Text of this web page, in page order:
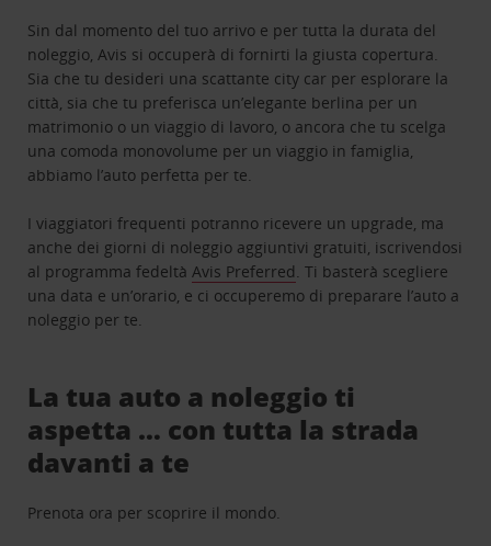
Sin dal momento del tuo arrivo e per tutta la durata del
noleggio, Avis si occuperà di fornirti la giusta copertura.
Sia che tu desideri una scattante city car per esplorare la
città, sia che tu preferisca un’elegante berlina per un
matrimonio o un viaggio di lavoro, o ancora che tu scelga
una comoda monovolume per un viaggio in famiglia,
abbiamo l’auto perfetta per te.
I viaggiatori frequenti potranno ricevere un upgrade, ma
anche dei giorni di noleggio aggiuntivi gratuiti, iscrivendosi
al programma fedeltàAvis Preferred. Ti basterà scegliere
una data e un’orario, e ci occuperemo di preparare l’auto a
noleggio per te.
La tua auto a noleggio ti
aspetta … con tutta la strada
davanti a te
Prenota ora per scoprire il mondo.